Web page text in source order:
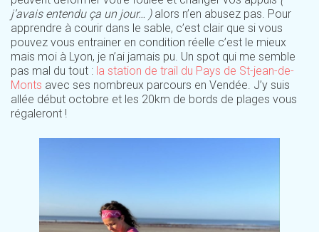
j’avais entendu ça un jour… )alors n’en abusez pas. Pour
apprendre à courir dans le sable, c’est clair que si vous
pouvez vous entrainer en condition réelle c’est le mieux
mais moi à Lyon, je n’ai jamais pu. Un spot qui me semble
pas mal du tout : la station de trail du Pays de St-jean-de-
Monts avec ses nombreux parcours en Vendée. J’y suis
allée début octobre et les 20km de bords de plages vous
régaleront !